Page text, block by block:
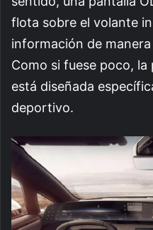
flota sobre el volante
información de
Como si fuese poco,
está diseñada
deportivo.